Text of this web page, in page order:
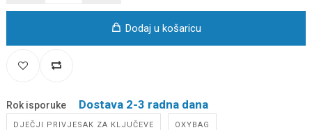
Dodaj u košaricu
Rok isporuke Dostava 2-3 radna dana
DJEČJI PRIVJESAK ZA KLJUČEVE OXYBAG